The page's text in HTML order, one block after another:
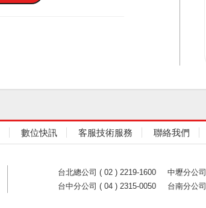
數位快訊 客服技術服務 聯絡我們
台北總公司 ( 02 ) 2219-1600 中壢分公
台中分公司 ( 04 ) 2315-0050
台南分公